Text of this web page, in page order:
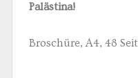
Palästina!
Broschüre, A4, 48